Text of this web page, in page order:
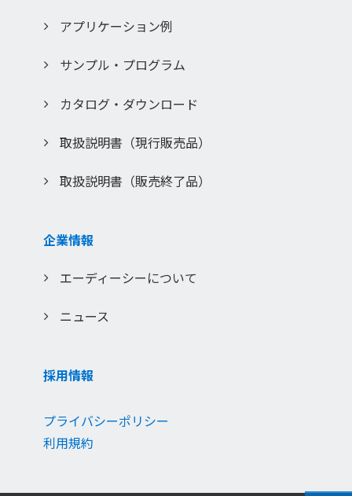
アプリケーション例
サンプル・プログラム
カタログ・ダウンロード
取扱説明書（現行販売品）
取扱説明書（販売終了品）
企業情報
エーディーシーについて
ニュース
採用情報
プライバシーポリシー
利用規約